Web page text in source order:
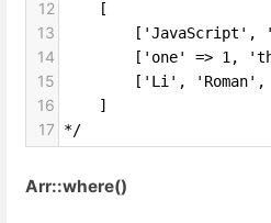
12
    [
13
['JavaScript',
14
['one' => 1,
15
['Li', 'Roman',
16
    ]
17 */
Arr::where()